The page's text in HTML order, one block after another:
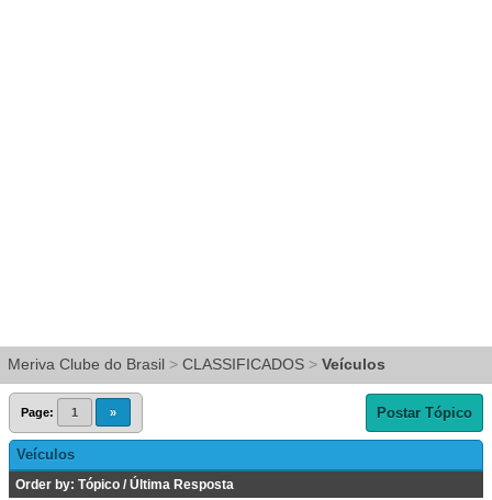
Meriva Clube do Brasil > CLASSIFICADOS > Veículos
Page: 1 » Postar Tópico
Veículos
Order by: Tópico / Última Resposta